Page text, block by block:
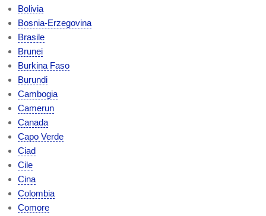
Bolivia
Bosnia-Erzegovina
Brasile
Brunei
Burkina Faso
Burundi
Cambogia
Camerun
Canada
Capo Verde
Ciad
Cile
Cina
Colombia
Comore